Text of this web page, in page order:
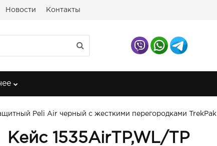
Новости Контакты
Peli Air черный с жесткими перегородками TrekPak
Кейс 1535AirTP,WL/TP